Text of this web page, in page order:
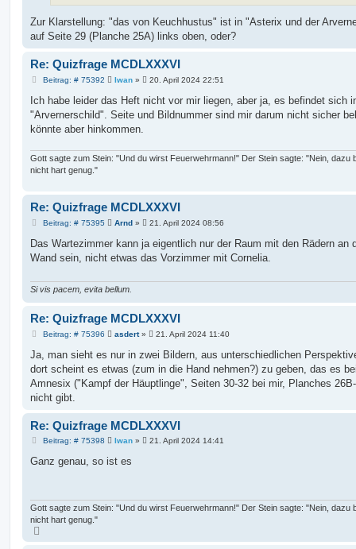
Zur Klarstellung: "das von Keuchhustus" ist in "Asterix und der
auf Seite 29 (Planche 25A) links oben, oder?
Re: Quizfrage MCDLXXXVI
Beitrag: # 75392B
i
r
a
Iwan» 20. April 2024 22:51
Ich habe leider das Heft nicht vor mir liegen, aber ja, es befindet sich
"Arvernerschild". Seite und Bildnummer sind mir darum nicht sicher
könnte aber hinkommen.
Gott sagte zum Stein: "Und du wirst Feuerwehrmann!" Der Stein sagte: "Nein, dazu
nicht hart genug."
Re: Quizfrage MCDLXXXVI
Beitrag: # 75395B
i
r
Arnd» 21. April 2024 08:56
Das Wartezimmer kann ja eigentlich nur der Raum mit den Rädern an
Wand sein, nicht etwas das Vorzimmer mit Cornelia.
Si vis pacem, evita bellum.
Re: Quizfrage MCDLXXXVI
Beitrag: # 75396B
i
r
a
g
asdert» 21. April 2024 11:40
Ja, man sieht es nur in zwei Bildern, aus unterschiedlichen
dort scheint es etwas (zum in die Hand nehmen?) zu geben, das es
Amnesix ("Kampf der Häuptlinge", Seiten 30-32 bei mir, Planches
nicht gibt.
Re: Quizfrage MCDLXXXVI
Beitrag: # 75398B Iwan» 21. April 2024 14:41
Ganz genau, so ist es
Gott sagte zum Stein: "Und du wirst Feuerwehrmann!" Der Stein sagte: "Nein, dazu
nicht hart genug."